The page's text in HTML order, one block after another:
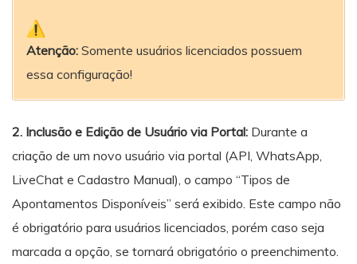
Atenção: Somente usuários licenciados possuem
essa configuração!
2. Inclusão e Edição de Usuário via Portal: Durante a
criação de um novo usuário via portal (API, WhatsApp,
LiveChat e Cadastro Manual), o campo “Tipos de
Apontamentos Disponíveis” será exibido. Este campo não
é obrigatório para usuários licenciados, porém caso seja
marcada a opção, se tornará obrigatório o preenchimento.